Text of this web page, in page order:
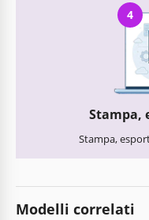
4
Stampa,
Stampa,
Modelli correlati